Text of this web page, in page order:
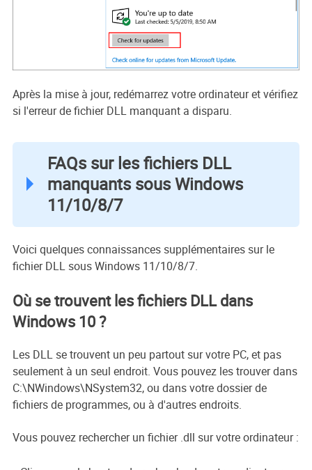
Après la mise à jour, redémarrez votre ordinateur et vérifiez
si l'erreur de fichier DLL manquant a disparu.
FAQs sur les fichiers DLL
manquants sous Windows
11/10/8/7
Voici quelques connaissances supplémentaires sur le
fichier DLL sous Windows 11/10/8/7.
Où se trouvent les fichiers DLL dans
Windows 10 ?
Les DLL se trouvent un peu partout sur votre PC, et pas
seulement à un seul endroit. Vous pouvez les trouver dans
C:\NWindows\NSystem32, ou dans votre dossier de
fichiers de programmes, ou à d'autres endroits.
Vous pouvez rechercher un fichier .dll sur votre ordinateur :